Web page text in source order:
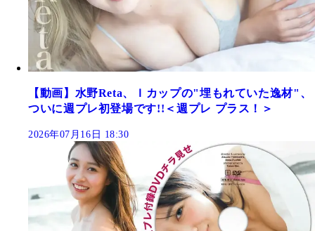
【動画】水野Reta、Ｉカップの"埋もれていた逸材"、
ついに週プレ初登場です!!＜週プレ プラス！＞
2026年07月16日 18:30